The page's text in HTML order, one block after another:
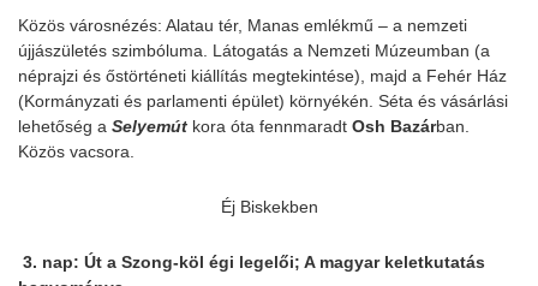
Közös városnézés: Alatau tér, Manas emlékmű – a nemzeti
újjászületés szimbóluma. Látogatás a Nemzeti Múzeumban (a
néprajzi és őstörténeti kiállítás megtekintése), majd a Fehér Ház
(Kormányzati és parlamenti épület) környékén. Séta és vásárlási
lehetőség a Selyemút kora óta fennmaradt Osh Bazárban.
Közös vacsora.
Éj Biskekben
3. nap: Út a Szong-köl égi legelői; A magyar keletkutatás